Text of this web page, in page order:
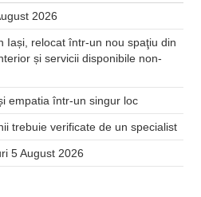
2026
Iași, relocat într-un nou spaţiu din
și servicii disponibile non-
empatia într-un singur loc
trebuie verificate de un specialist
5 August 2026